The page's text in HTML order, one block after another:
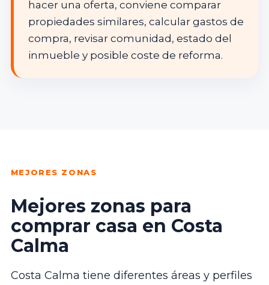
hacer una oferta, conviene comparar
propiedades similares, calcular gastos de
compra, revisar comunidad, estado del
inmueble y posible coste de reforma.
MEJORES ZONAS
Mejores zonas para
comprar casa en Costa
Calma
Costa Calma tiene diferentes áreas y perfiles